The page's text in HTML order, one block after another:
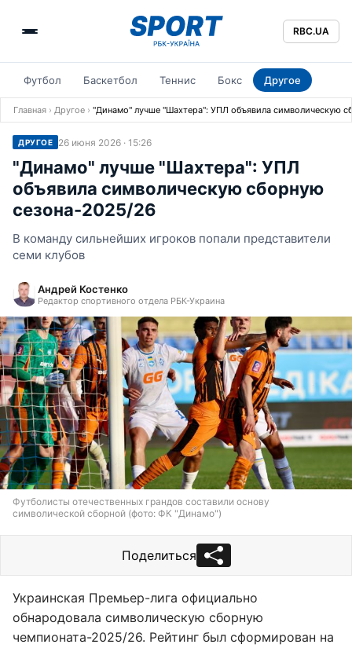
RBC.UA
Футбол Баскетбол Теннис Бокс Другое
Главная › Другое › "Динамо" лучше "Шахтера": УПЛ объявила символическую
ДРУГОЕ 26 июня 2026 · 15:26
"Динамо" лучше "Шахтера": УПЛ
объявила символическую сборную
сезона-2025/26
В команду сильнейших игроков попали представители
семи клубов
Андрей Костенко
Редактор спортивного отдела РБК-Украина
Футболисты отечественных грандов составили основу
символической сборной (фото: ФК "Динамо")
Поделиться
Украинская Премьер-лига официально
обнародовала символическую сборную
чемпионата-2025/26. Рейтинг был сформирован на